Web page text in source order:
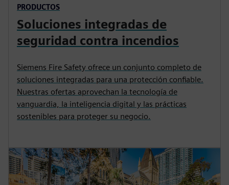
PRODUCTOS
Soluciones integradas de
seguridad contra incendios
Siemens Fire Safety ofrece un conjunto completo de
soluciones integradas para una protección confiable.
Nuestras ofertas aprovechan la tecnología de
vanguardia, la inteligencia digital y las prácticas
sostenibles para proteger su negocio.